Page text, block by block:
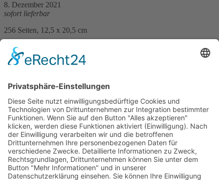
8. Dezember 2021
sofort lieferbar
256 Seiten, 12,5 x 20,5 cm
Print 13,– € / E-Book 9,99 €
mehr Infos …
Ulrike Barow
Baltrumer Badezeit
12. November 2020
sofort lieferbar
320 Seiten, 12,5 x 20,5 cm